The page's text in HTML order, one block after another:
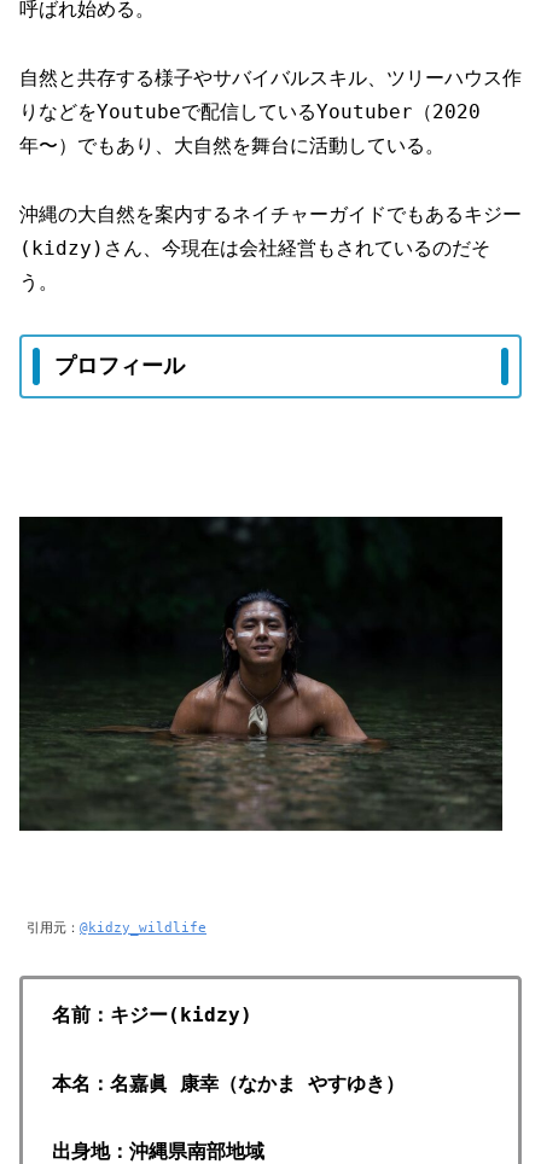
呼ばれ始める。
自然と共存する様子やサバイバルスキル、ツリーハウス作
りなどをYoutubeで配信しているYoutuber（2020
年〜）でもあり、大自然を舞台に活動している。
沖縄の大自然を案内するネイチャーガイドでもあるキジー
(kidzy)さん、今現在は会社経営もされているのだそ
う。
プロフィール
引用元： @kidzy_wildlife
名前：キジー(kidzy)
本名：名嘉眞 康幸（なかま やすゆき）
出身地：沖縄県南部地域